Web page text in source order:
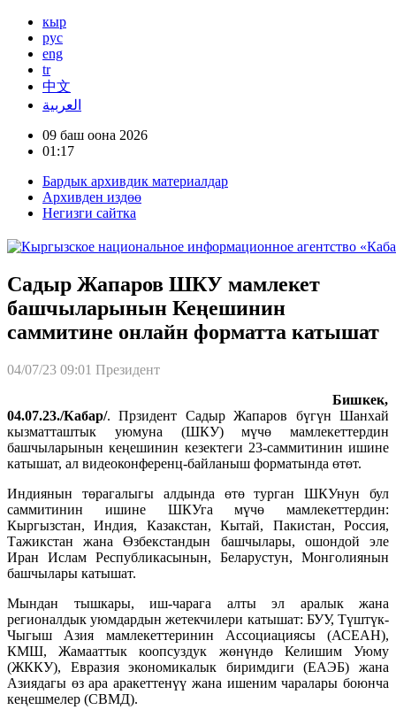
кыр
рус
eng
tr
中文
العربية
09 баш оона 2026
01:17
Бардык архивдик материалдар
Архивден издөө
Негизги сайтка
Садыр Жапаров ШКУ мамлекет
башчыларынын Кеңешинин
саммитине онлайн форматта катышат
04/07/23 09:01 Президент
Бишкек,
04.07.23./Кабар/. Прзидент Садыр Жапаров бүгүн Шанхай
кызматташтык уюмуна (ШКУ) мүчө мамлекеттердин
башчыларынын кеңешинин кезектеги 23-саммитинин ишине
катышат, ал видеоконференц-байланыш форматында өтөт.
Индиянын төрагалыгы алдында өтө турган ШКУнун бул
саммитинин ишине ШКУга мүчө мамлекеттердин:
Кыргызстан, Индия, Казакстан, Кытай, Пакистан, Россия,
Тажикстан жана Өзбекстандын башчылары, ошондой эле
Иран Ислам Республикасынын, Беларустун, Монголиянын
башчылары катышат.
Мындан тышкары, иш-чарага алты эл аралык жана
регионалдык уюмдардын жетекчилери катышат: БУУ, Түштүк-
Чыгыш Азия мамлекеттеринин Ассоциациясы (АСЕАН),
КМШ, Жамааттык коопсуздук жөнүндө Келишим Уюму
(ЖККУ), Евразия экономикалык биримдиги (ЕАЭБ) жана
Азиядагы өз ара аракеттенүү жана ишеним чаралары боюнча
кеңешмелер (СВМД).